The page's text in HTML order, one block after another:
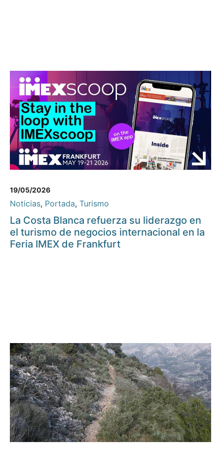
19/05/2026
Noticias, Portada, Turismo
La Costa Blanca refuerza su liderazgo en
el turismo de negocios internacional en la
Feria IMEX de Frankfurt